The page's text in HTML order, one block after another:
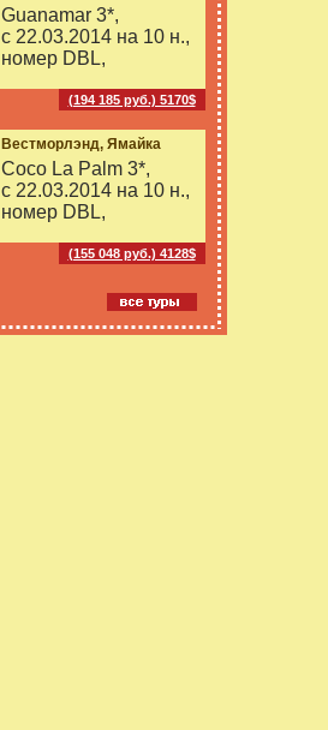
Guanamar 3*,
с 22.03.2014 на 10 н.,
номер DBL,
(194 185 руб.) 5170$
Вестморлэнд, Ямайка
Coco La Palm 3*,
с 22.03.2014 на 10 н.,
номер DBL,
(155 048 руб.) 4128$